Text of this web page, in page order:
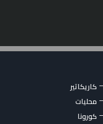
كاريكاتير
محليات
كورونا